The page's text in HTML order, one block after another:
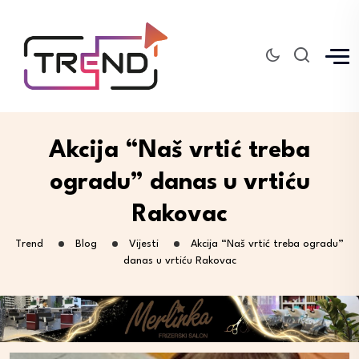
Akcija “Naš vrtić treba
ogradu” danas u vrtiću
Rakovac
Trend Blog Vijesti
Akcija “Naš vrtić treba ogradu”
danas u vrtiću Rakovac